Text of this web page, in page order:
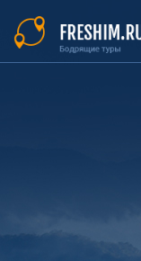
основному
содержанию